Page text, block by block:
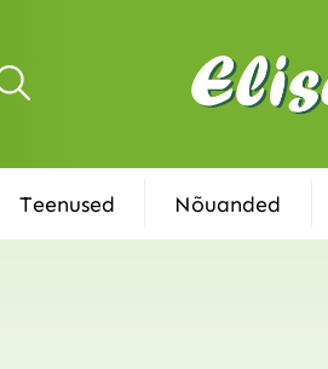
Otsi
Teenused Nõuanded